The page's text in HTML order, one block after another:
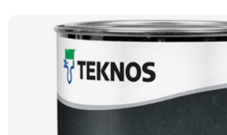
Produktbilder Ferrex Aqua Rostskyddsfärg Vit S0500-N 1-liter